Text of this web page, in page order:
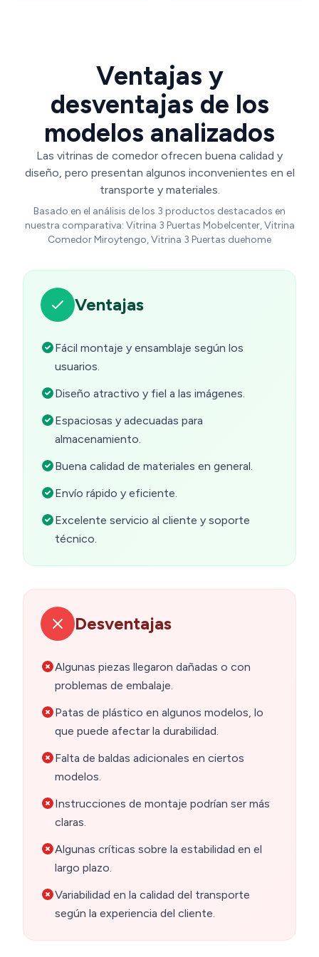
Ventajas y
desventajas de los
modelos analizados
Las vitrinas de comedor ofrecen buena calidad y
diseño, pero presentan algunos inconvenientes en el
transporte y materiales.
Basado en el análisis de los 3 productos destacados en
nuestra comparativa: Vitrina 3 Puertas Mobelcenter, Vitrina
Comedor Miroytengo, Vitrina 3 Puertas duehome
Ventajas
Fácil montaje y ensamblaje según los
usuarios.
Diseño atractivo y fiel a las imágenes.
Espaciosas y adecuadas para
almacenamiento.
Buena calidad de materiales en general.
Envío rápido y eficiente.
Excelente servicio al cliente y soporte
técnico.
Desventajas
Algunas piezas llegaron dañadas o con
problemas de embalaje.
Patas de plástico en algunos modelos, lo
que puede afectar la durabilidad.
Falta de baldas adicionales en ciertos
modelos.
Instrucciones de montaje podrían ser más
claras.
Algunas críticas sobre la estabilidad en el
largo plazo.
Variabilidad en la calidad del transporte
según la experiencia del cliente.